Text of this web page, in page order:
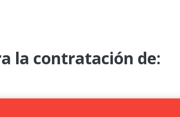
la contratación de: